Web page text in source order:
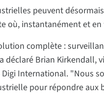
peuvent
où, instantanément et
complète :
déclaré Brian Kirkendall,
International. "Nous
pour répondre aux